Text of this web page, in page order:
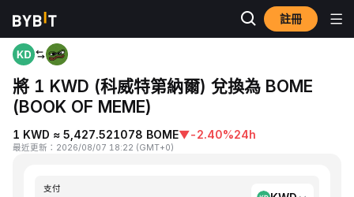
註冊
首頁 KWD to BOME
將 1 KWD (科威特第納爾) 兌換為 BOME
(BOOK OF MEME)
1 KWD ≈ 5,427.521078 BOME▼-2.40%24h
最近更新 ： 2026/08/07 18:22 (GMT+0)
支付